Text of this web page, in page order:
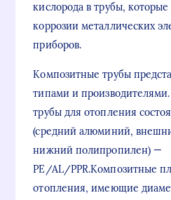
кислорода в трубы,
коррозии металлических
приборов.
Композитные трубы
типами и
трубы для отопления
(средний алюминий,
нижний полипропилен) —
PE/AL/PPR.Композитные
отопления, имеющие